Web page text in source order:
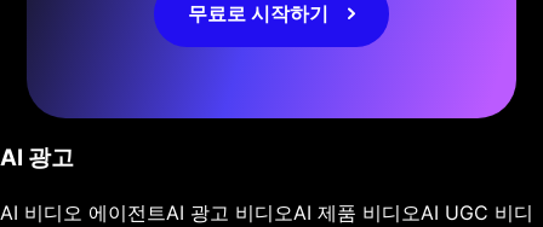
무료로 시작하기
AI 광고
AI 비디오 에이전트AI 광고 비디오AI 제품 비디오AI UGC 비디